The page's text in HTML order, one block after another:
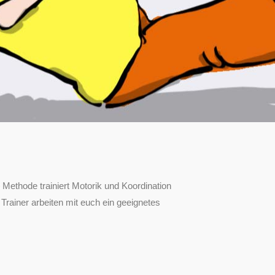
trainiert Motorik und Koordination
arbeiten mit euch ein geeignetes